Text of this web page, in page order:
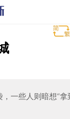
一些人则暗想“